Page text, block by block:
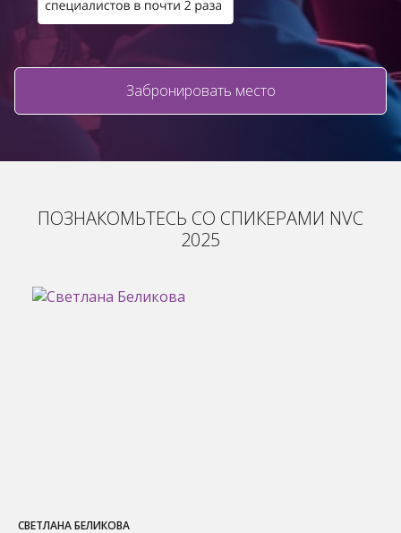
Забронировать место
ПОЗНАКОМЬТЕСЬ СО СПИКЕРАМИ NVC
2025
СВЕТЛАНА БЕЛИКОВА